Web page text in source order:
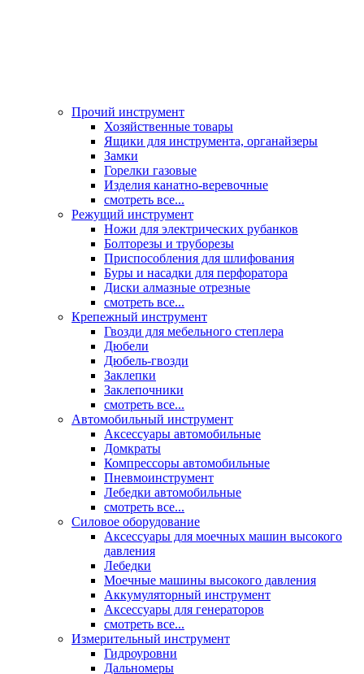
Прочий инструмент
Хозяйственные товары
Ящики для инструмента, органайзеры
Замки
Горелки газовые
Изделия канатно-веревочные
смотреть все...
Режущий инструмент
Ножи для электрических рубанков
Болторезы и труборезы
Приспособления для шлифования
Буры и насадки для перфоратора
Диски алмазные отрезные
смотреть все...
Крепежный инструмент
Гвозди для мебельного степлера
Дюбели
Дюбель-гвозди
Заклепки
Заклепочники
смотреть все...
Автомобильный инструмент
Аксессуары автомобильные
Домкраты
Компрессоры автомобильные
Пневмоинструмент
Лебедки автомобильные
смотреть все...
Силовое оборудование
Аксессуары для моечных машин высокого
давления
Лебедки
Моечные машины высокого давления
Аккумуляторный инструмент
Аксессуары для генераторов
смотреть все...
Измерительный инструмент
Гидроуровни
Дальномеры